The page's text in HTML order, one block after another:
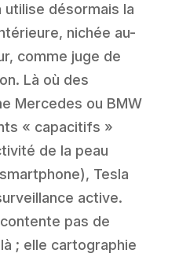
utilise désormais la
nichée au-
comme juge de
Là où des
Mercedes ou BMW
« capacitifs »
de la peau
Tesla
active.
pas de
; elle cartographie